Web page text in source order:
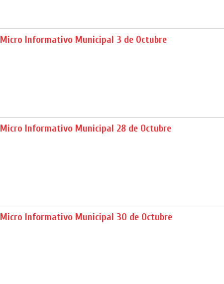
Micro Informativo Municipal 3 de Octubre
Micro Informativo Municipal 28 de Octubre
Micro Informativo Municipal 30 de Octubre